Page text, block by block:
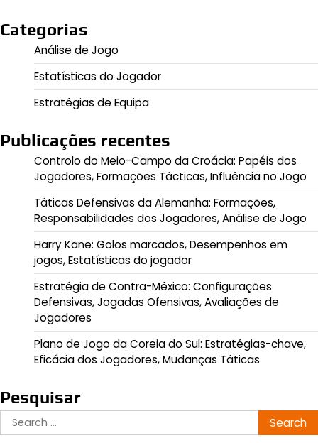
Categorias
Análise de Jogo
Estatísticas do Jogador
Estratégias de Equipa
Publicações recentes
Controlo do Meio-Campo da Croácia: Papéis dos
Jogadores, Formações Tácticas, Influência no Jogo
Táticas Defensivas da Alemanha: Formações,
Responsabilidades dos Jogadores, Análise de Jogo
Harry Kane: Golos marcados, Desempenhos em
jogos, Estatísticas do jogador
Estratégia de Contra-México: Configurações
Defensivas, Jogadas Ofensivas, Avaliações de
Jogadores
Plano de Jogo da Coreia do Sul: Estratégias-chave,
Eficácia dos Jogadores, Mudanças Táticas
Pesquisar
Search
for: